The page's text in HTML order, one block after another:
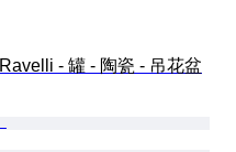
Ravelli - 罐 - 陶瓷 - 吊花盆